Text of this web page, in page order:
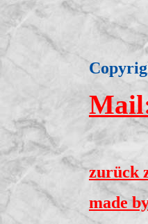
zurück
made